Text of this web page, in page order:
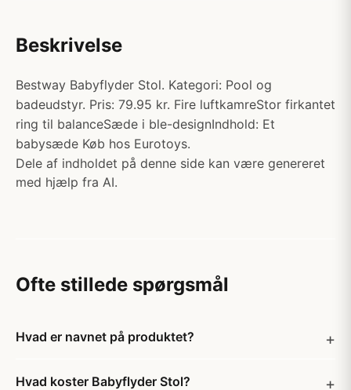
Beskrivelse
Bestway Babyflyder Stol. Kategori: Pool og
badeudstyr. Pris: 79.95 kr. Fire luftkamreStor firkantet
ring til balanceSæde i ble-designIndhold: Et
babysæde Køb hos Eurotoys.
Dele af indholdet på denne side kan være genereret
med hjælp fra AI.
Ofte stillede spørgsmål
Hvad er navnet på produktet?
Hvad koster Babyflyder Stol?